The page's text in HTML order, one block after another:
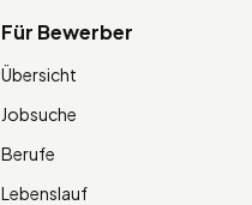
Für Bewerber
Übersicht
Jobsuche
Berufe
Lebenslauf